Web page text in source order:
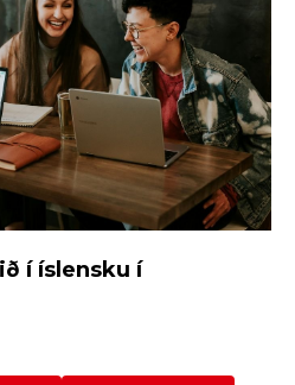
í íslensku í